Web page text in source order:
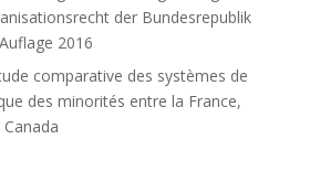
der Bundesrepublik
2016
comparative des systèmes de
des minorités entre la France,